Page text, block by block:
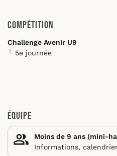
Compétition
Challenge Avenir U9
5e journée
Équipe
Moins de 9 ans (mini-
Informations,